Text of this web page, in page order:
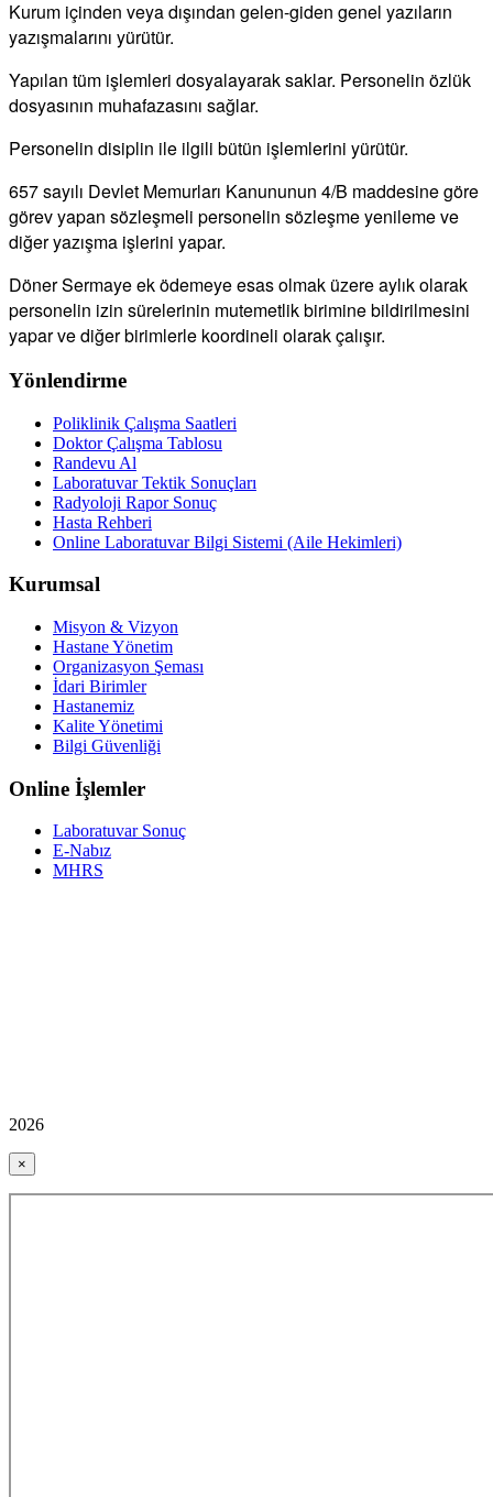
Kurum içinden veya dışından gelen-giden genel yazıların
yazışmalarını yürütür.
Yapılan tüm işlemleri dosyalayarak saklar. Personelin özlük
dosyasının muhafazasını sağlar.
Personelin disiplin ile ilgili bütün işlemlerini yürütür.
657 sayılı Devlet Memurları Kanununun 4/B maddesine göre
görev yapan sözleşmeli personelin sözleşme yenileme ve
diğer yazışma işlerini yapar.
Döner Sermaye ek ödemeye esas olmak üzere aylık olarak
personelin izin sürelerinin mutemetlik birimine bildirilmesini
yapar ve diğer birimlerle koordineli olarak çalışır.
Yönlendirme
Poliklinik Çalışma Saatleri
Doktor Çalışma Tablosu
Randevu Al
Laboratuvar Tektik Sonuçları
Radyoloji Rapor Sonuç
Hasta Rehberi
Online Laboratuvar Bilgi Sistemi (Aile Hekimleri)
Kurumsal
Misyon & Vizyon
Hastane Yönetim
Organizasyon Şeması
İdari Birimler
Hastanemiz
Kalite Yönetimi
Bilgi Güvenliği
Online İşlemler
Laboratuvar Sonuç
E-Nabız
MHRS
2026
×